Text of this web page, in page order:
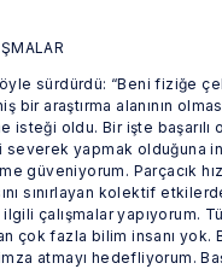
sürdürdü: “Beni fiziğe
bir araştırma alanının
oldu. Bir işte başarılı
yapmak olduğuna
güveniyorum. Parçacık
sınırlayan kolektif
çalışmalar yapıyorum.
çok fazla bilim insanı yok.
atmayı hedefliyorum.